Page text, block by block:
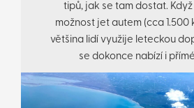
tipů, jak se tam dostat.
možnost jet autem (cca 1.500
většina lidí využije leteckou
se dokonce nabízí i